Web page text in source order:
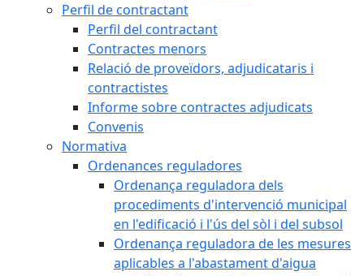
Perfil de contractant
Perfil del contractant
Contractes menors
Relació de proveïdors, adjudicataris i
contractistes
Informe sobre contractes adjudicats
Convenis
Normativa
Ordenances reguladores
Ordenança reguladora dels
procediments d'intervenció municipal
en l'edificació i l'ús del sòl i del subsol
Ordenança reguladora de les mesures
aplicables a l'abastament d'aigua